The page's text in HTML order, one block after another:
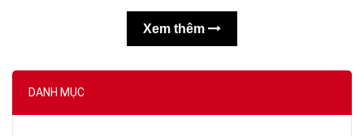
DANH MỤC
Xem thêm